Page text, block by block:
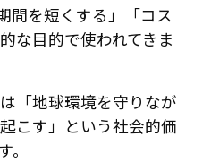
間を短くする」「コス
な目的で使われてきま
「地球環境を守りなが
こす」という社会的価